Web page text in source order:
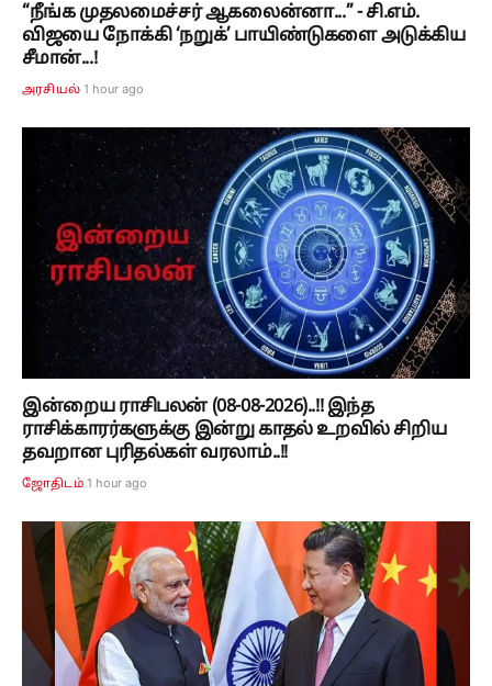
“நீங்க முதலமைச்சர் ஆகலைன்னா...” - சி.எம்.
விஜயை நோக்கி ‘நறுக்’ பாயிண்டுகளை அடுக்கிய
சீமான்...!
அரசியல் 1 hour ago
இன்றைய ராசிபலன் (08-08-2026)..!! இந்த
ராசிக்காரர்களுக்கு இன்று காதல் உறவில் சிறிய
தவறான புரிதல்கள் வரலாம்..!!
ஜோதிடம் 1 hour ago